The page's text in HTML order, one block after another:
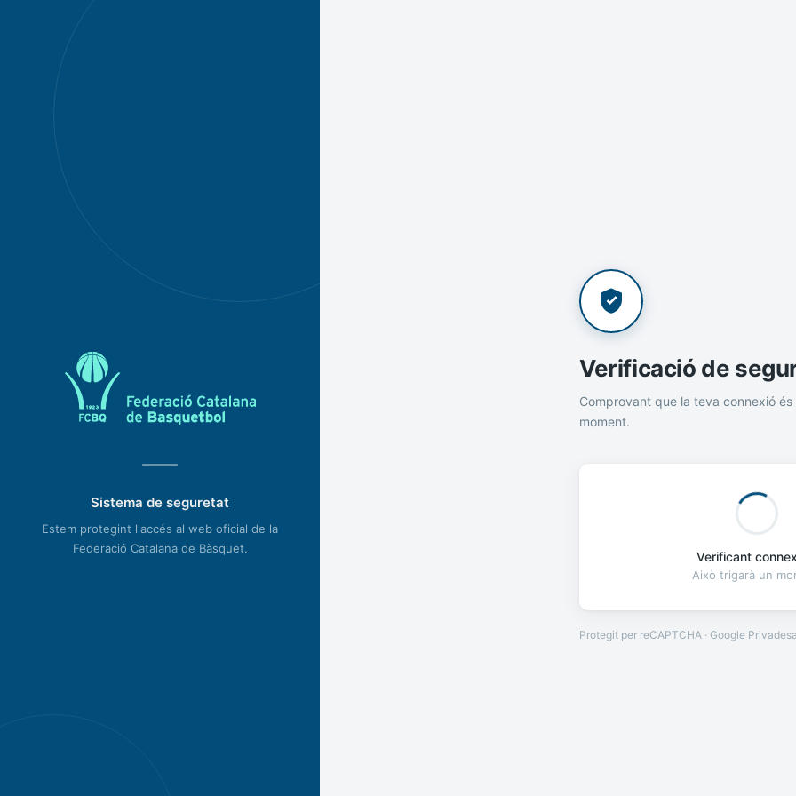
Sistema de seguretat
Estem protegint l'accés al web oficial de la
Federació Catalana de Bàsquet.
Verificació de
Comprovant que la teva connexió és
moment.
Verificant
Això trigarà un
Protegit per reCAPTCHA · Google Privadesa